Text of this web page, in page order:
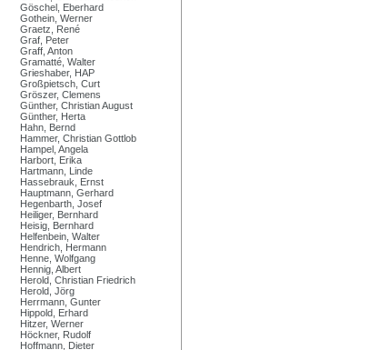
Göschel, Eberhard
Gothein, Werner
Graetz, René
Graf, Peter
Graff, Anton
Gramatté, Walter
Grieshaber, HAP
Großpietsch, Curt
Gröszer, Clemens
Günther, Christian August
Günther, Herta
Hahn, Bernd
Hammer, Christian Gottlob
Hampel, Angela
Harbort, Erika
Hartmann, Linde
Hassebrauk, Ernst
Hauptmann, Gerhard
Hegenbarth, Josef
Heiliger, Bernhard
Heisig, Bernhard
Helfenbein, Walter
Hendrich, Hermann
Henne, Wolfgang
Hennig, Albert
Herold, Christian Friedrich
Herold, Jörg
Herrmann, Gunter
Hippold, Erhard
Hitzer, Werner
Höckner, Rudolf
Hoffmann, Dieter